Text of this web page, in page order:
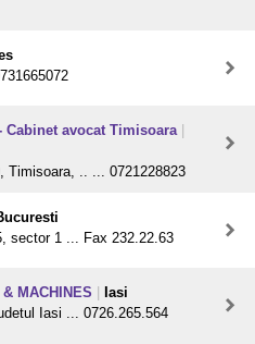
avocat Timisoara
Timisoara, .. ... 0721228823
sector 1 ... Fax 232.22.63
MACHINES
Iasi
Iasi ... 0726.265.564